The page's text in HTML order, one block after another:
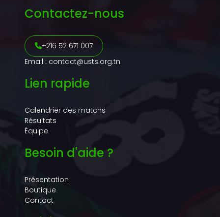
Contactez-nous
+216 52 671 007
Email : contact@usts.org.tn
Lien rapide
Calendrier des matchs
Résultats
Équipe
Besoin d'aide ?
Présentation
Boutique
Contact